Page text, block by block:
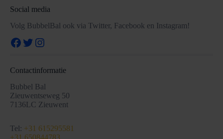
Social media
Volg BubbelBal ook via Twitter, Facebook en Instagram!
Facebook
Twitter
Instagram
Contactinformatie
Bubbel Bal
Zieuwentseweg 50
7136LC Zieuwent
Tel: +31 615295581